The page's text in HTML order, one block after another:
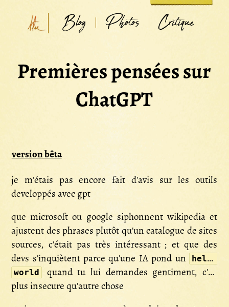
Blog Photos Critique
Premières pensées sur
ChatGPT
version bêta
je m'étais pas encore fait d'avis sur les outils
developpés avec gpt
que microsoft ou google siphonnent wikipedia et
ajustent des phrases plutôt qu'un catalogue de sites
sources, c'était pas très intéressant ; et que des
devs s'inquiètent parce qu'une IA pond un
hello
world
quand tu lui demandes gentiment, c'est
plus insecure qu'autre chose